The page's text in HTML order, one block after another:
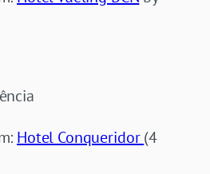
Hotel Conqueridor(4